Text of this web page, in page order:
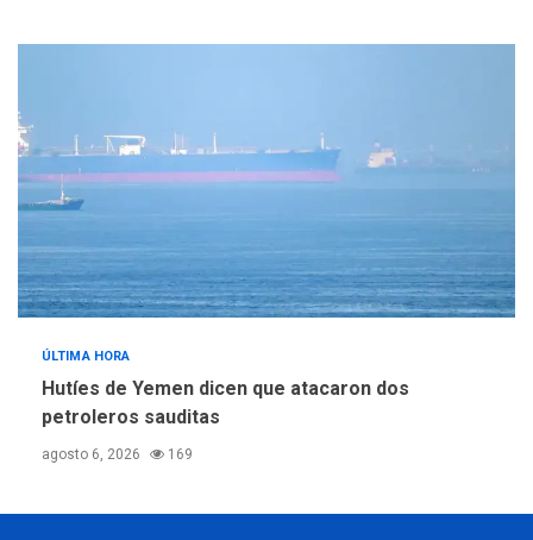
ÚLTIMA HORA
Hutíes de Yemen dicen que atacaron dos
petroleros sauditas
agosto 6, 2026 169